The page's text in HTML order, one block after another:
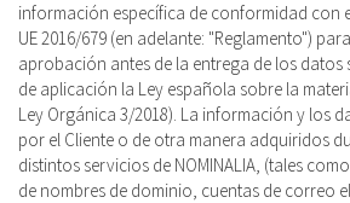
información específica de conformidad con
UE 2016/679 (en adelante: "Reglamento")
aprobación antes de la entrega de los datos
de aplicación la Ley española sobre la
Ley Orgánica 3/2018). La información y los
por el Cliente o de otra manera adquiridos
distintos servicios de NOMINALIA, (tales
de nombres de dominio, cuentas de correo